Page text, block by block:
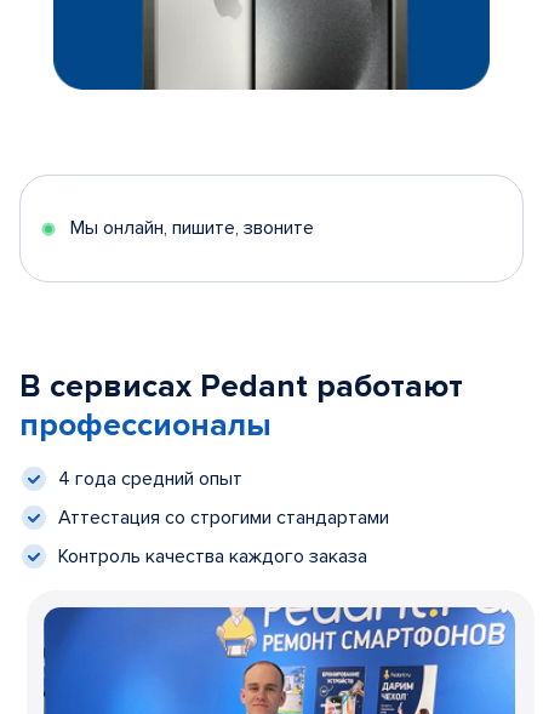
Мы онлайн, пишите, звоните
В сервисах Pedant работают
профессионалы
4 года средний опыт
Аттестация со строгими стандартами
Контроль качества каждого заказа